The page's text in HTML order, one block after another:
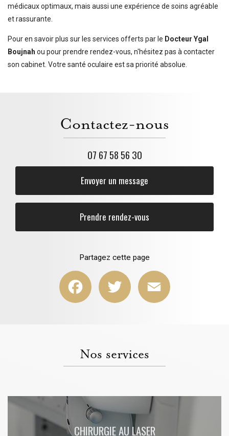
médicaux optimaux, mais aussi une expérience de soins agréable
et rassurante.
Pour en savoir plus sur les services offerts par le Docteur Ygal
Boujnah ou pour prendre rendez-vous, n'hésitez pas à contacter
son cabinet. Votre santé oculaire est sa priorité absolue.
Contactez-nous
07 67 58 56 30
Envoyer un message
Prendre rendez-vous
Partagez cette page
Facebook Twitter
Nos services
CHIRURGIE AU LASER